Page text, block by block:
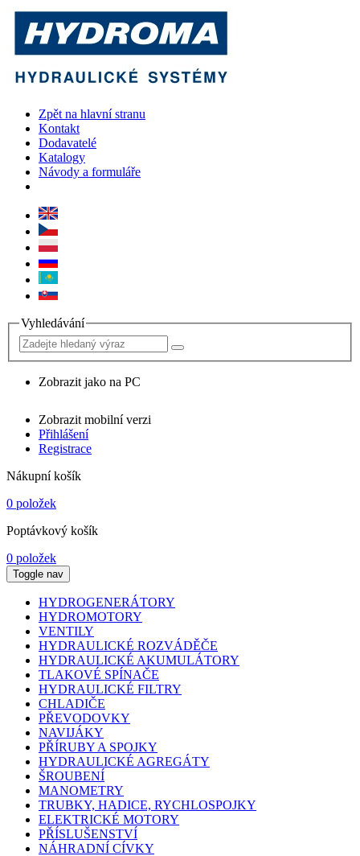
Zpět na hlavní stranu
Kontakt
Dodavatelé
Katalogy
Návody a formuláře
Vyhledávání
Zobrazit jako na PC
Zobrazit mobilní verzi
Přihlášení
Registrace
Nákupní košík
0 položek
Poptávkový košík
0 položek
Toggle nav
HYDROGENERÁTORY
HYDROMOTORY
VENTILY
HYDRAULICKÉ ROZVÁDĚČE
HYDRAULICKÉ AKUMULÁTORY
TLAKOVÉ SPÍNAČE
HYDRAULICKÉ FILTRY
CHLADIČE
PŘEVODOVKY
NAVIJÁKY
PŘÍRUBY A SPOJKY
HYDRAULICKÉ AGREGÁTY
ŠROUBENÍ
MANOMETRY
TRUBKY, HADICE, RYCHLOSPOJKY
ELEKTRICKÉ MOTORY
PŘÍSLUŠENSTVÍ
NÁHRADNÍ CÍVKY